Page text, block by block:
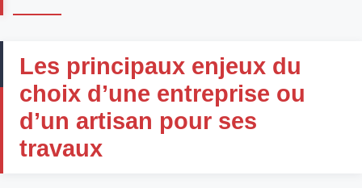
Les principaux enjeux du
choix d’une entreprise ou
d’un artisan pour ses
travaux